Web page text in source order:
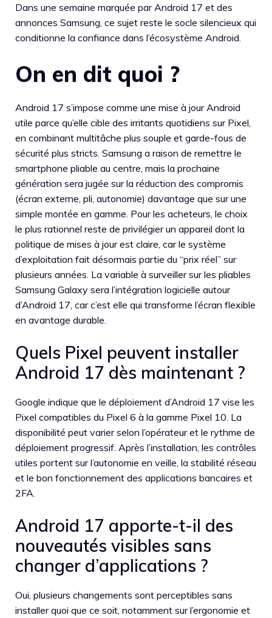
Dans une semaine marquée par Android 17 et des
annonces Samsung, ce sujet reste le socle silencieux qui
conditionne la confiance dans l’écosystème Android.
On en dit quoi ?
Android 17 s’impose comme une mise à jour Android
utile parce qu’elle cible des irritants quotidiens sur Pixel,
en combinant multitâche plus souple et garde-fous de
sécurité plus stricts. Samsung a raison de remettre le
smartphone pliable au centre, mais la prochaine
génération sera jugée sur la réduction des compromis
(écran externe, pli, autonomie) davantage que sur une
simple montée en gamme. Pour les acheteurs, le choix
le plus rationnel reste de privilégier un appareil dont la
politique de mises à jour est claire, car le système
d’exploitation fait désormais partie du “prix réel” sur
plusieurs années. La variable à surveiller sur les pliables
Samsung Galaxy sera l’intégration logicielle autour
d’Android 17, car c’est elle qui transforme l’écran flexible
en avantage durable.
Quels Pixel peuvent installer
Android 17 dès maintenant ?
Google indique que le déploiement d’Android 17 vise les
Pixel compatibles du Pixel 6 à la gamme Pixel 10. La
disponibilité peut varier selon l’opérateur et le rythme de
déploiement progressif. Après l’installation, les contrôles
utiles portent sur l’autonomie en veille, la stabilité réseau
et le bon fonctionnement des applications bancaires et
2FA.
Android 17 apporte-t-il des
nouveautés visibles sans
changer d’applications ?
Oui, plusieurs changements sont perceptibles sans
installer quoi que ce soit, notamment sur l’ergonomie et